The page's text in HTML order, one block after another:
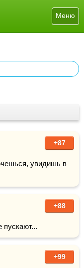
Меню
+87
+88
пускают...
+99